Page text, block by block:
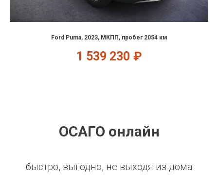
Ford Puma, 2023, МКПП, пробег 2054 км
1 539 230 ₽
ОСАГО онлайн
быстро, выгодно, не выходя из дома